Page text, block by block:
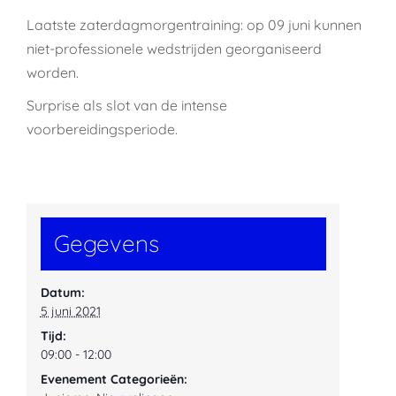
Laatste zaterdagmorgentraining: op 09 juni kunnen
niet-professionele wedstrijden georganiseerd
worden.
Surprise als slot van de intense
voorbereidingsperiode.
Gegevens
Datum:
5 juni 2021
Tijd:
09:00 - 12:00
Evenement Categorieën: